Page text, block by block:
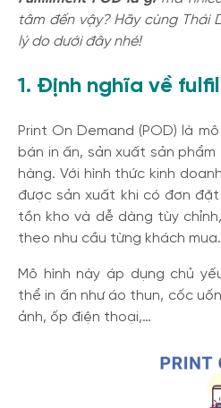
tâm đến vậy? Hãy cùng Thái
lý do dưới đây nhé!
1. Định nghĩa về
Print On Demand (POD) là
bán in ấn, sản xuất sản
hàng. Với hình thức kinh
được sản xuất khi có đơn
tồn kho và dễ dàng tùy
theo nhu cầu từng khách mua.
Mô hình này áp dụng chủ
thể in ấn như áo thun, cốc
ảnh, ốp điện thoại,…